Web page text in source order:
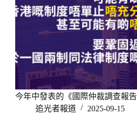
今年中發表的《國際仲裁調查報
追光者報道
2025-09-15